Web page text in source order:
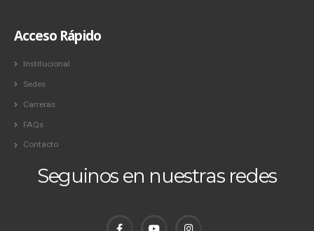
Acceso Rápido
Institucional
Sedes
Carreras
FAQs
Contacto
Seguinos en nuestras redes